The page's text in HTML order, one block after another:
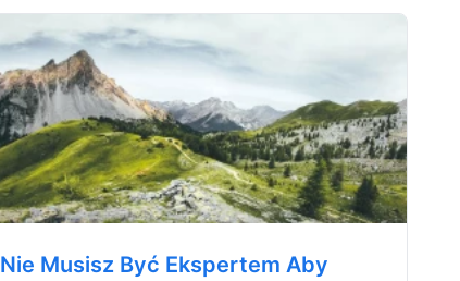
Nie Musisz Być Ekspertem Aby